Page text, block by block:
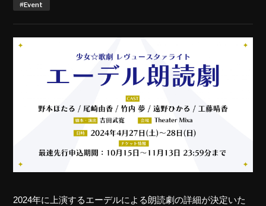
#Event
2024年に上演するエーデルによる朗読劇の詳細が決定いた